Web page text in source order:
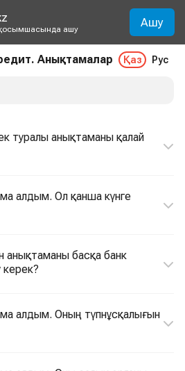
ашу Ашу
Анықтамалар Қаз Рус
туралы анықтаманы қалай
алдым. Ол қанша күнге
анықтаманы басқа банк
керек?
алдым. Оның түпнұсқалығын